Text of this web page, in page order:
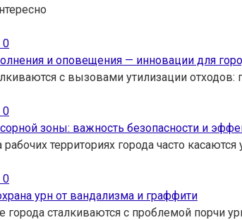
0
и оповещения — инновации для
с вызовами утилизации
0
зоны: важность безопасности и
территориях города часто
0
урн от вандализма и граффити
сталкиваются с проблемой порчи